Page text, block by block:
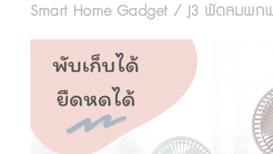
Smart Home Gadget / J3 พัดลมพ